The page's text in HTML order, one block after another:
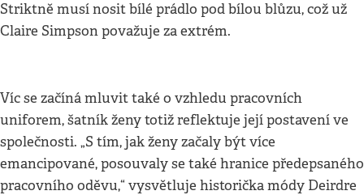
Striktně musí nosit bílé prádlo pod bílou blůzu, což už
Claire Simpson považuje za extrém.
Víc se začíná mluvit také o vzhledu pracovních
uniforem, šatník ženy totiž reflektuje její postavení ve
společnosti. „S tím, jak ženy začaly být více
emancipované, posouvaly se také hranice předepsaného
pracovního oděvu,“ vysvětluje historička módy Deirdre